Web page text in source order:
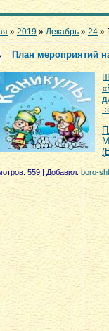
»2019 » Декабрь » 24 »
План мероприятий
: 559 | Добавил: boro-